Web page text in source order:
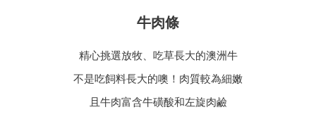
牛肉條
精心挑選放牧、吃草長大的澳洲牛
不是吃飼料長大的噢！肉質較為細嫩
且牛肉富含牛磺酸和左旋肉鹼